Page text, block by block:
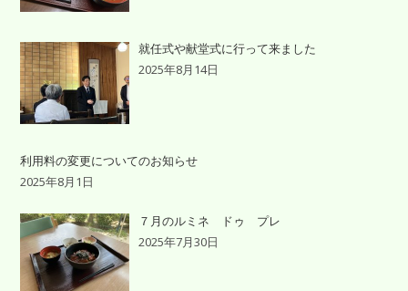
就任式や献堂式に行って来ました
2025年8月14日
利用料の変更についてのお知らせ
2025年8月1日
７月のルミネ ドゥ プレ
2025年7月30日